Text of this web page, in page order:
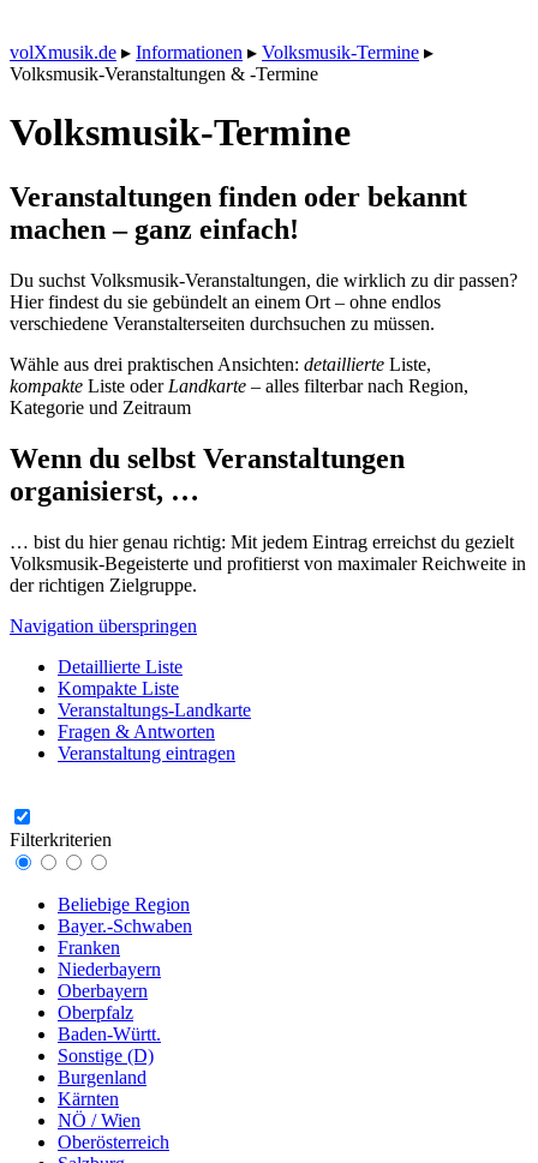
volXmusik.de ▸ Informationen ▸ Volksmusik-Termine ▸
Volksmusik-Veranstaltungen & -Termine
Volksmusik-Termine
Veranstaltungen finden oder bekannt
machen – ganz einfach!
Du suchst Volksmusik-Veranstaltungen, die wirklich zu dir passen?
Hier findest du sie gebündelt an einem Ort – ohne endlos
verschiedene Veranstalterseiten durchsuchen zu müssen.
Wähle aus drei praktischen Ansichten: detaillierte Liste,
kompakte Liste oder Landkarte – alles filterbar nach Region,
Kategorie und Zeitraum
Wenn du selbst Veranstaltungen
organisierst, …
… bist du hier genau richtig: Mit jedem Eintrag erreichst du gezielt
Volksmusik-Begeisterte und profitierst von maximaler Reichweite in
der richtigen Zielgruppe.
Navigation überspringen
Detaillierte Liste
Kompakte Liste
Veranstaltungs-Landkarte
Fragen & Antworten
Veranstaltung eintragen
Filterkriterien
Beliebige Region
Bayer.-Schwaben
Franken
Niederbayern
Oberbayern
Oberpfalz
Baden-Württ.
Sonstige (D)
Burgenland
Kärnten
NÖ / Wien
Oberösterreich